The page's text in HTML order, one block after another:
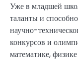
Уже в младшей
таланты и
научно-
конкурсов и
математике,